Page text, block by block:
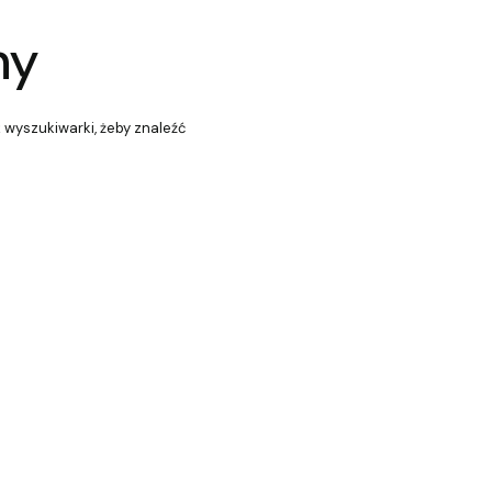
żeby znaleźć